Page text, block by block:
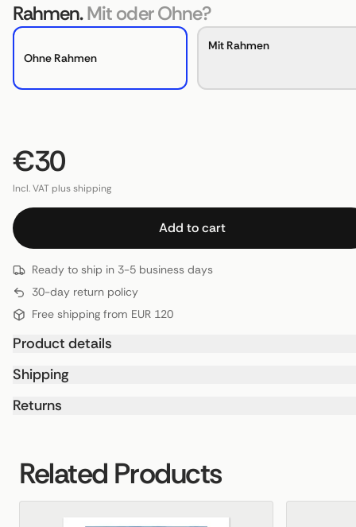
Rahmen.Mit oder Ohne?
Ohne Rahmen
Mit Rahmen
€30
Incl. VAT plus shipping
Add to cart
Ready to ship in 3-5 business days
30-day return policy
Free shipping from EUR 120
Product details
Shipping
Returns
Related Products